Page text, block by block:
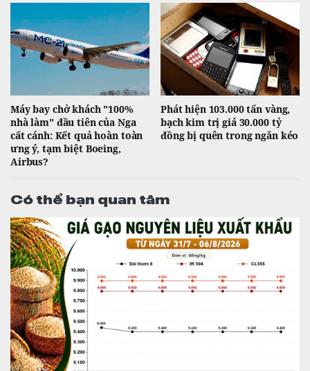
Máy bay chở khách "100%
nhà làm" đầu tiên của Nga
cất cánh: Kết quả hoàn toàn
ưng ý, tạm biệt Boeing,
Airbus?
Phát hiện 103.000 tấn vàng,
bạch kim trị giá 30.000 tỷ
đồng bị quên trong ngăn kéo
Có thể bạn quan tâm